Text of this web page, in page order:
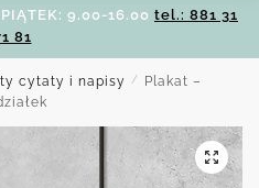
9.00-16.00 tel.: 881 31
81
cytaty i napisy /
Plakat –